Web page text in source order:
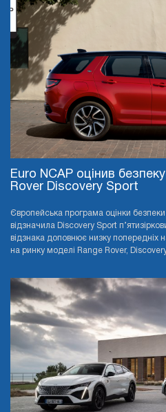
Euro NCAP оцінив
Rover Discovery Sport
Європейська програма оцінки безпеки
відзначила Discovery Sport
відзнака доповнює низку попередніх
на ринку моделі Range Rover, Discovery